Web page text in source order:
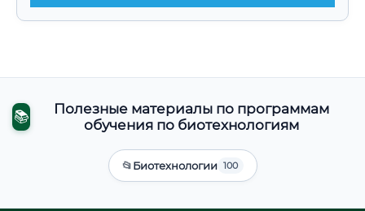
📚
Полезные материалы по программам
обучения по биотехнологиям
📂Биотехнологии 100